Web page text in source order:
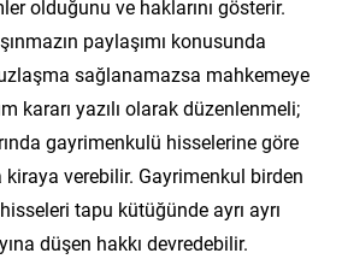
olduğunu ve haklarını gösterir.
paylaşımı konusunda
sağlanamazsa mahkemeye
kararı yazılı olarak düzenlenmeli;
gayrimenkulü hisselerine göre
verebilir. Gayrimenkul birden
tapu kütüğünde ayrı ayrı
düşen hakkı devredebilir.